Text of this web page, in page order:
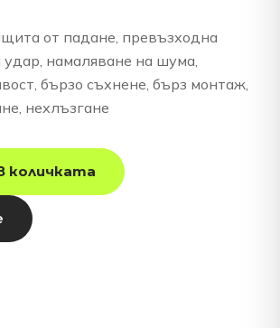
от падане, превъзходна
удар, намаляване на шума,
бързо съхнене, бърз монтаж,
нехлъзгане
количката